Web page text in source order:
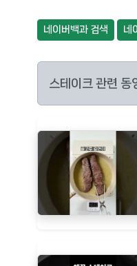
네이버백과 검색 네
스테이크 관련 동